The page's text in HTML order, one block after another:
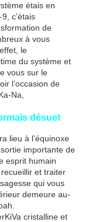
étais en
c’étais
de
à vous
le
du système et
vous sur le
l’occasion de
Na,
désuet
lieu à l’équinoxe
importante de
esprit humain
et traiter
qui vous
demeure au-
cristalline et